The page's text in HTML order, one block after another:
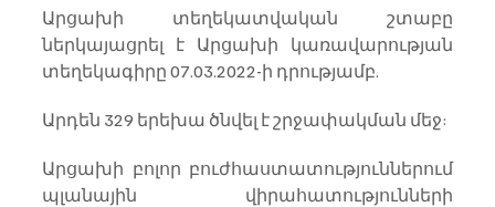
Արցախի տեղեկատվական շտաբը
ներկայացրել է Արցախի կառավարության
տեղեկագիրը 07.03.2022-ի դրությամբ.
Արդեն 329 երեխա ծնվել է շրջափակման մեջ:
Արցախի բոլոր բուժհաստատություններում
պլանային վիրահատությունների